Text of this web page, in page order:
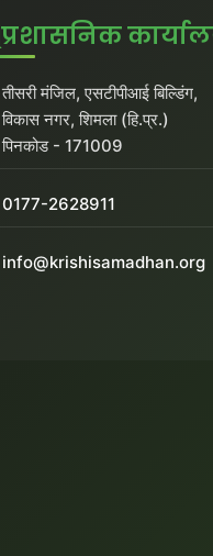
प्रशासनिक
तीसरी मंजिल, एसटीपीआई बिल्डिंग,
विकास नगर, शिमला (हि.प्र.)
पिनकोड - 171009
0177-2628911
info@krishisamadhan.org